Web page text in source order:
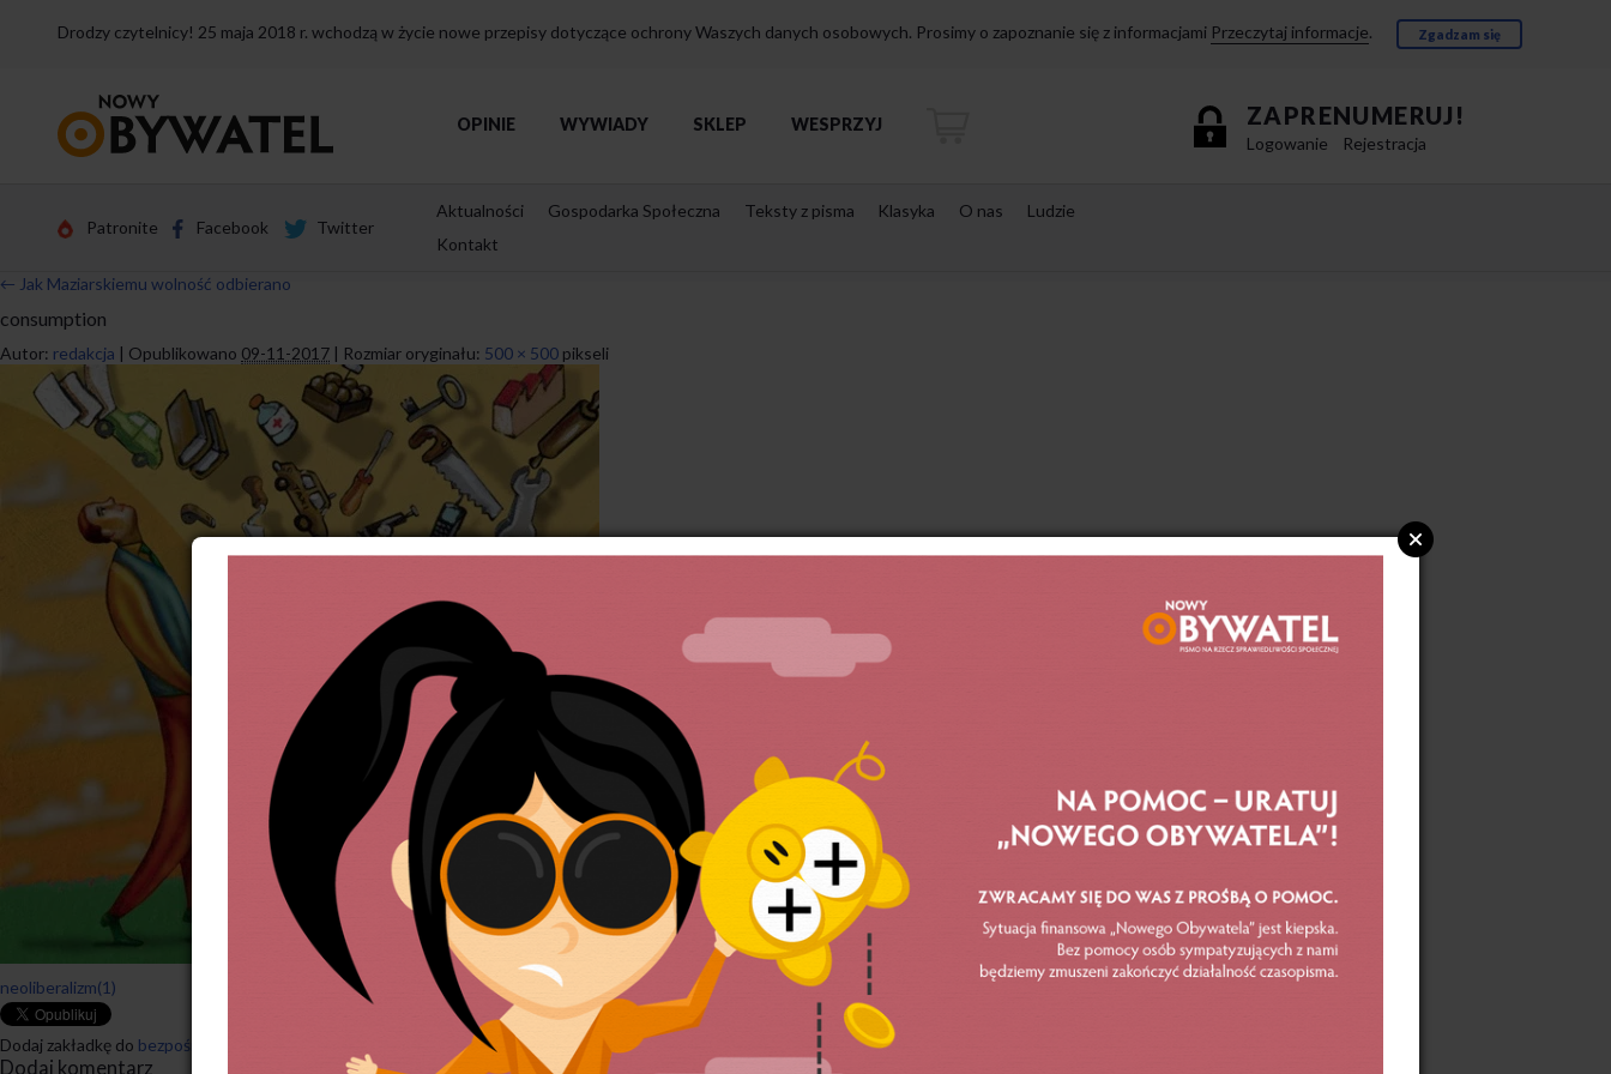
Drodzy czytelnicy! 25 maja 2018 r. wchodzą w życie nowe przepisy dotyczące ochrony Waszych danych osobowych. Prosimy o zapoznanie się z informacjami Przeczytaj informacje. Zgadzam się
strony
ZAPRENUMERUJ!
Logowanie Rejestracja
OPINIE WYWIADY SKLEP WESPRZYJ
Patronite Facebook Twitter
Aktualności Gospodarka Społeczna Teksty z pisma Klasyka O nas
Ludzie
Kontakt
← Jak Maziarskiemu wolność odbierano
consumption
Autor: redakcja | Opublikowano 09-11-2017 | Rozmiar oryginału: 500 × 500 pikseli
neoliberalizm(1)
Dodaj zakładkę do bezpośredniego odnośnika
Dodaj komentarz